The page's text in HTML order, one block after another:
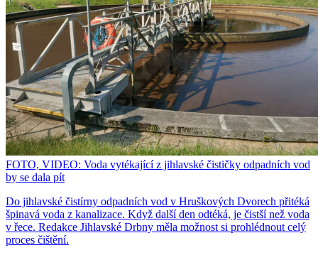
FOTO, VIDEO: Voda vytékající z jihlavské čističky odpadních vod
by se dala pít
Do jihlavské čistírny odpadních vod v Hruškových Dvorech přitéká
špinavá voda z kanalizace. Když další den odtéká, je čistší než voda
v řece. Redakce Jihlavské Drbny měla možnost si prohlédnout celý
proces čištění.